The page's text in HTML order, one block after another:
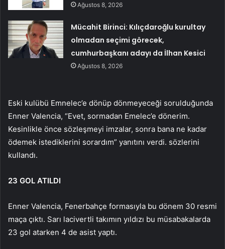
Ağustos 8, 2026
Mücahit Birinci: Kılıçdaroğlu kurultay
olmadan seçimi görecek,
cumhurbaşkanı adayı da İlhan Kesici
Ağustos 8, 2026
Eski kulübü Emnelec’e dönüp dönmeyeceği sorulduğunda
Enner Valencia, “Evet, sormadan Emelec’e dönerim.
Kesinlikle önce sözleşmeyi imzalar, sonra bana ne kadar
ödemek istediklerini sorardım” yanıtını verdi. sözlerini
kullandı.
23 GOL ATILDI
Enner Valencia, Fenerbahçe formasıyla bu dönem 30 resmi
maça çıktı. Sarı lacivertli takımın yıldızı bu müsabakalarda
23 gol atarken 4 de asist yaptı.